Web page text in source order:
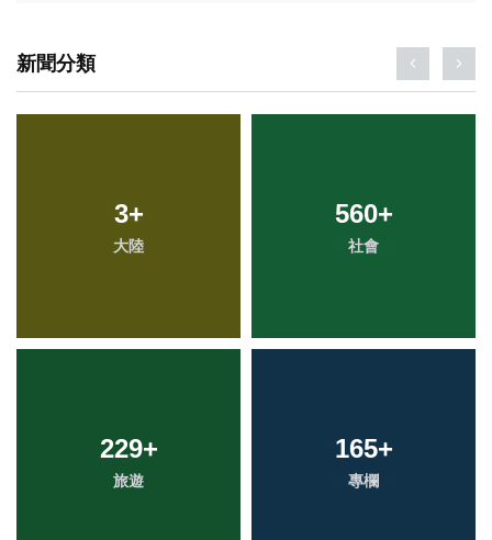
新聞分類
3+
大陸
560+
社會
229+
旅遊
165+
專欄